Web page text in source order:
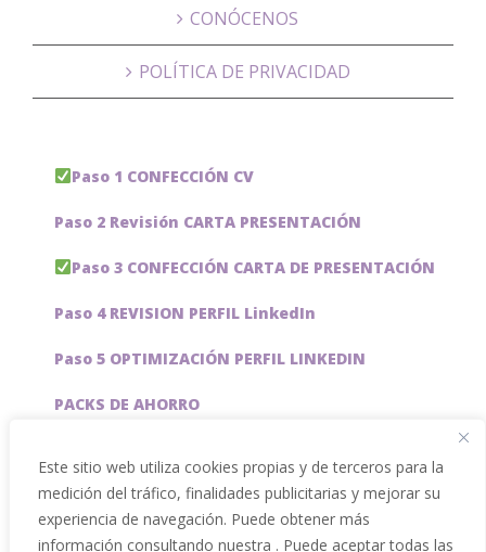
Este sitio web utiliza cookies propias y de terceros para la
medición del tráfico, finalidades publicitarias y mejorar su
experiencia de navegación. Puede obtener más
información consultando nuestra . Puede aceptar todas las
CONÓCENOS
POLÍTICA DE PRIVACIDAD
Paso 1 CONFECCIÓN CV
Paso 2 Revisión CARTA PRESENTACIÓN
Paso 3 CONFECCIÓN CARTA DE PRESENTACIÓN
Paso 4 REVISION PERFIL LinkedIn
Paso 5 OPTIMIZACIÓN PERFIL LINKEDIN
PACKS DE AHORRO
Servicios especiales